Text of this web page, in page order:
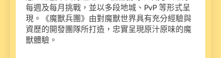
每週及每月挑戰，並以多段地城、PvP 等形式呈
現。《魔獸兵團》由對魔獸世界具有充分經驗與
資歷的開發團隊所打造，忠實呈現原汁原味的魔
獸體驗。